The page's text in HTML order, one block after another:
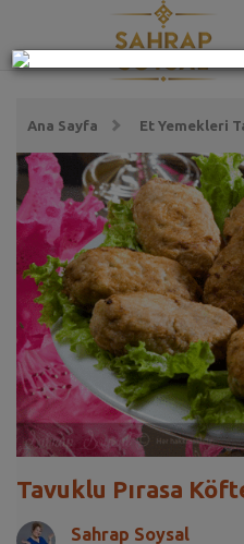
Ana Sayfa Et Yemekleri
Tavuklu Pırasa
Sahrap Soysal